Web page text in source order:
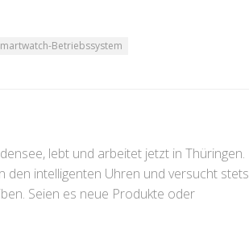
Betriebssystem
lebt und arbeitet jetzt in Thüringen.
den intelligenten Uhren und versucht stets
Seien es neue Produkte oder